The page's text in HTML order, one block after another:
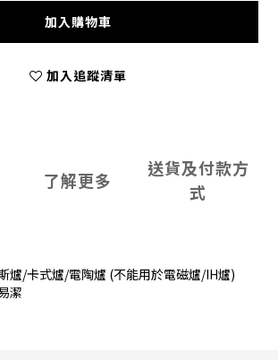
加入購物車
加入追蹤清單
了解更多
送貨及付款方
式
爐/卡式爐/電陶爐 (不能用於電磁爐/IH爐)
潔